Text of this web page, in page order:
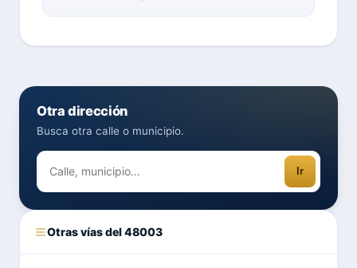
Otra dirección
Busca otra calle o municipio.
Ir
Otras vías del 48003